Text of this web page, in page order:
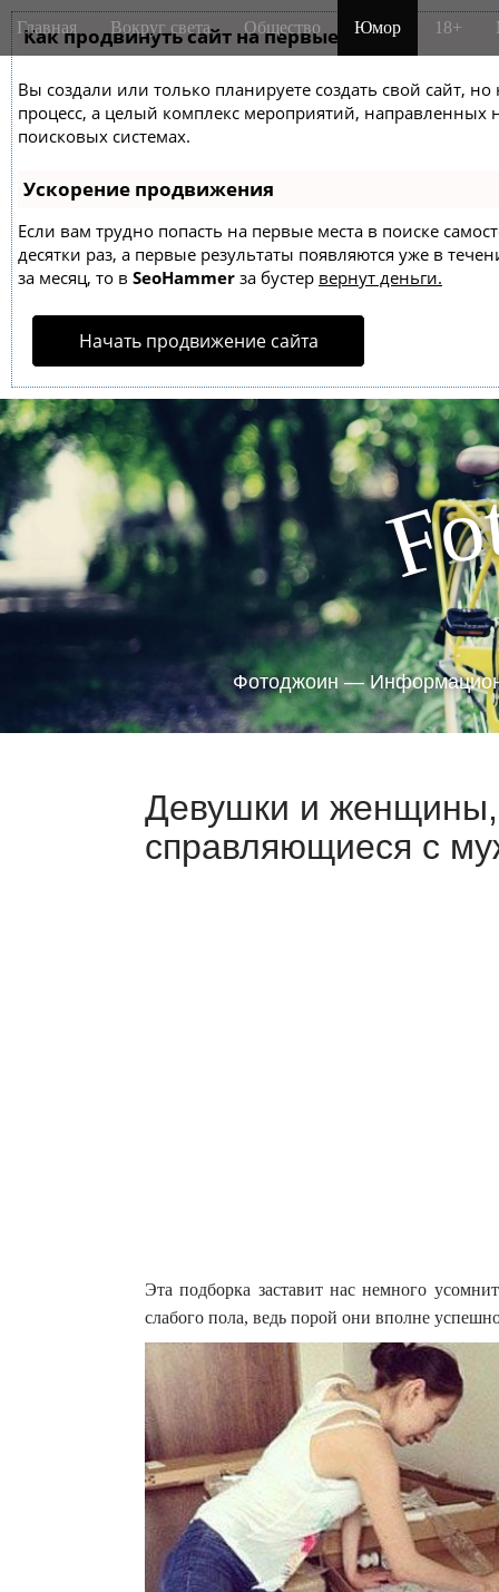
Как продвинуть сайт на первые места?
Вы создали или только планируете создать свой сайт,
процесс, а целый комплекс мероприятий,
поисковых системах.
Ускорение продвижения
Если вам трудно попасть на первые места в поиске
десятки раз, а первые результаты появляются уже в
за месяц, то в SeoHammer за бустер вернут деньги.
Начать продвижение сайта
M
a
n
m
e
n
u
i
Главная Вокруг света Общество Юмор 18+
Fo
Фотоджоин —
Девушки и женщины,
справляющиеся с
Эта подборка заставит нас немного
слабого пола, ведь порой они вполне